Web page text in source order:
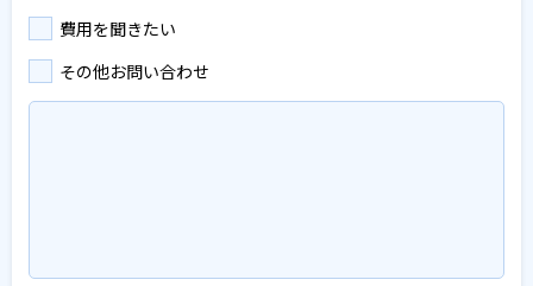
費用を聞きたい
その他お問い合わせ